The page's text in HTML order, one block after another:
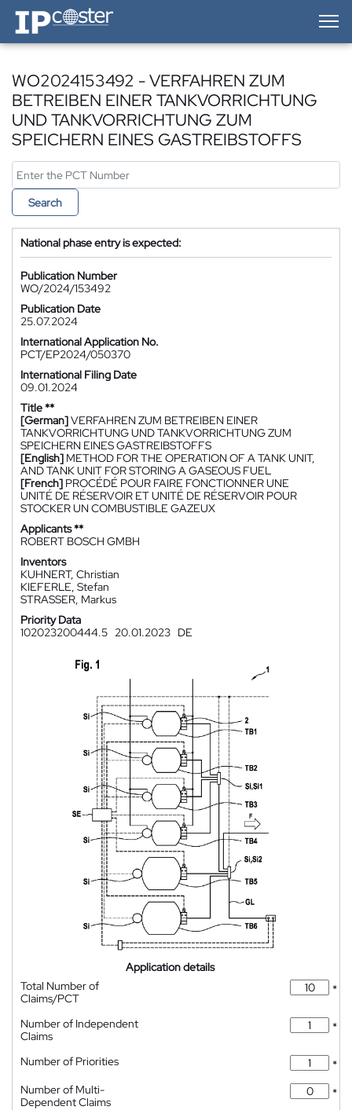
IP-Coster — Home
WO2024153492 - VERFAHREN ZUM
BETREIBEN EINER TANKVORRICHTUNG
UND TANKVORRICHTUNG ZUM
SPEICHERN EINES GASTREIBSTOFFS
Search
National phase entry is expected:
Publication Number
WO/2024/153492
Publication Date
25.07.2024
International Application No.
PCT/EP2024/050370
International Filing Date
09.01.2024
Title **
[German]VERFAHREN ZUM BETREIBEN EINER
TANKVORRICHTUNG UND TANKVORRICHTUNG ZUM
SPEICHERN EINES GASTREIBSTOFFS
[English] METHOD FOR THE OPERATION OF A TANK UNIT,
AND TANK UNIT FOR STORING A GASEOUS FUEL
[French] PROCÉDÉ POUR FAIRE FONCTIONNER UNE
UNITÉ DE RÉSERVOIR ET UNITÉ DE RÉSERVOIR POUR
STOCKER UN COMBUSTIBLE GAZEUX
Applicants **
ROBERT BOSCH GMBH
Inventors
KUHNERT, Christian
KIEFERLE, Stefan
STRASSER, Markus
Priority Data
102023200444.5 20.01.2023 DE
Application details
Total Number of
Claims/PCT
*
Number of Independent
Claims
*
Number of Priorities
*
Number of Multi-
Dependent Claims
*